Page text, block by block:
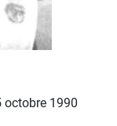
octobre 1990